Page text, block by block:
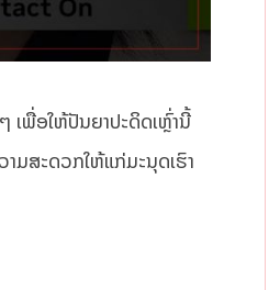
ເພື່ອໃຫ້ປັນຍາປະດິດເຫຼົ່ານີ້
າມສະດວກໃຫ້ແກ່ມະນຸດເຮົາ